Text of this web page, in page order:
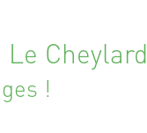
Cheylard
!